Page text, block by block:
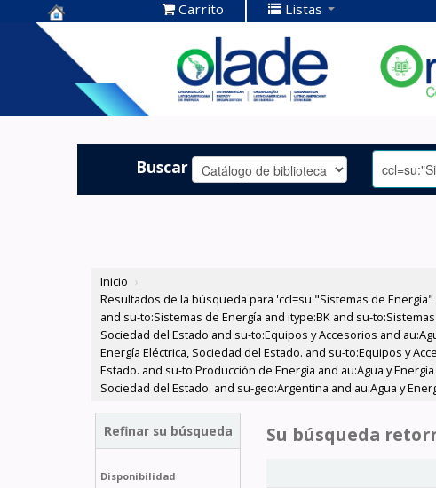
Centro de
Documentación
OLADE -
Carrito Listas
Buscar
Inicio ›
Resultados de la búsqueda para 'ccl=su:"Sistemas de Energía"
and su-to:Sistemas de Energía and itype:BK and su-
Sociedad del Estado and su-to:Equipos y Accesorios and
Energía Eléctrica, Sociedad del Estado. and su-to:Equipos y
Estado. and su-to:Producción de Energía and au:Agua y
Sociedad del Estado. and su-geo:Argentina and au:Agua y
Refinar su búsqueda
Disponibilidad
Su búsqueda